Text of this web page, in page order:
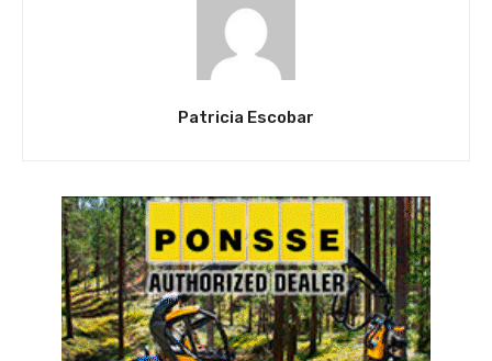
Patricia Escobar